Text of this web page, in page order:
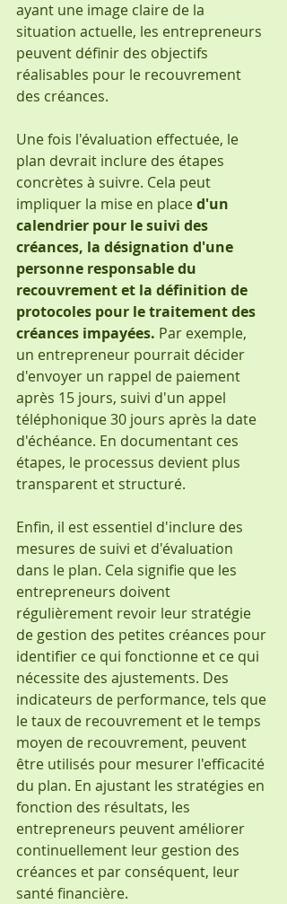
ayant une image claire de la
situation actuelle, les entrepreneurs
peuvent définir des objectifs
réalisables pour le recouvrement
des créances.
Une fois l'évaluation effectuée, le
plan devrait inclure des étapes
concrètes à suivre. Cela peut
impliquer la mise en place d'un
calendrier pour le suivi des
créances, la désignation d'une
personne responsable du
recouvrement et la définition de
protocoles pour le traitement des
créances impayées. Par exemple,
un entrepreneur pourrait décider
d'envoyer un rappel de paiement
après 15 jours, suivi d'un appel
téléphonique 30 jours après la date
d'échéance. En documentant ces
étapes, le processus devient plus
transparent et structuré.
Enfin, il est essentiel d'inclure des
mesures de suivi et d'évaluation
dans le plan. Cela signifie que les
entrepreneurs doivent
régulièrement revoir leur stratégie
de gestion des petites créances pour
identifier ce qui fonctionne et ce qui
nécessite des ajustements. Des
indicateurs de performance, tels que
le taux de recouvrement et le temps
moyen de recouvrement, peuvent
être utilisés pour mesurer l'efficacité
du plan. En ajustant les stratégies en
fonction des résultats, les
entrepreneurs peuvent améliorer
continuellement leur gestion des
créances et par conséquent, leur
santé financière.